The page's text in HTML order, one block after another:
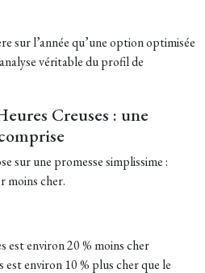
sur l’année qu’une option optimisée
véritable du profil de
Creuses : une
sur une promesse simplissime :
moins cher.
est environ 20 % moins cher
est environ 10 % plus cher que le